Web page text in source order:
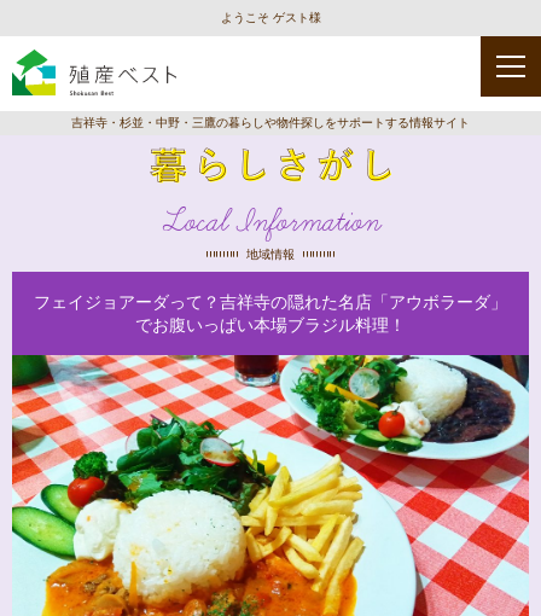
ようこそ ゲスト様
吉祥寺・杉並・中野・三鷹の暮らしや物件探しをサポートする情報サイト
Local Information
地域情報
フェイジョアーダって？吉祥寺の隠れた名店「アウボラーダ」
でお腹いっぱい本場ブラジル料理！